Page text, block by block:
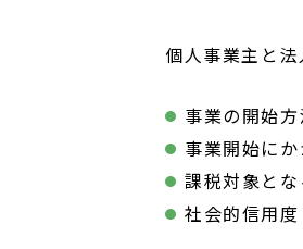
個人事業主と
事業の開始方
事業開始に
課税対象と
社会的信用度